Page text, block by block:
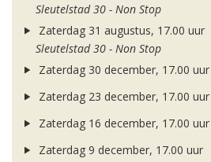
Sleutelstad 30 - Non Stop
Zaterdag 31 augustus, 17.00 uur
Sleutelstad 30 - Non Stop
Zaterdag 30 december, 17.00 uur
Zaterdag 23 december, 17.00 uur
Zaterdag 16 december, 17.00 uur
Zaterdag 9 december, 17.00 uur